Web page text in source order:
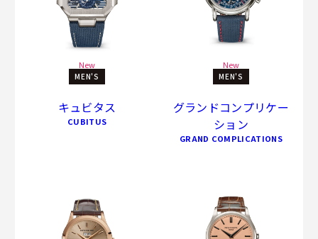
New
MEN'S
キュビタス
CUBITUS
New
MEN'S
グランドコンプリケー
ション
GRAND COMPLICATIONS